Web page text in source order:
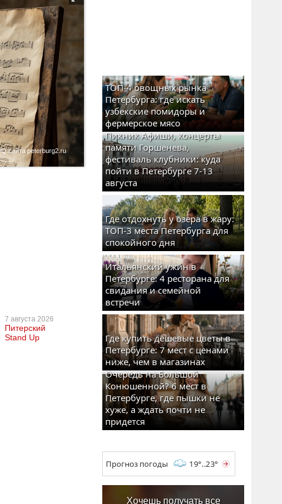
сайта peterburg2.ru
7 августа 2026
Питерский
Stand Up
ТОП-4 овощных рынка
Петербурга: где искать
узбекские помидоры и
фермерское мясо
Пикник Афиши, концерты
памяти Горшенева,
фестиваль клубники: куда
пойти в Петербурге 7-13
августа
Где отдохнуть у озера в жару:
ТОП-3 места Петербурга для
спокойного дня
Итальянский ужин в
Петербурге: 4 ресторана для
свидания и семейной
встречи
Где купить дешевые цветы в
Петербурге: 7 мест с ценами
ниже, чем в магазинах
Очередь на Большой
Конюшенной? 6 мест в
Петербурге, где пышки не
хуже, а ждать почти не
придется
Прогноз погоды 19°..23°
Хочешь получать все